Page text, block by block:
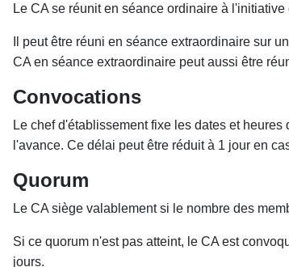
Le CA se réunit en séance ordinaire à
Il peut être réuni en séance extraordinaire sur
CA en séance extraordinaire peut aussi être
Convocations
Le chef d'établissement fixe les dates et
l'avance. Ce délai peut être réduit à 1 jour en
Quorum
Le CA siège valablement si le nombre des
Si ce quorum n'est pas atteint, le CA est
jours.